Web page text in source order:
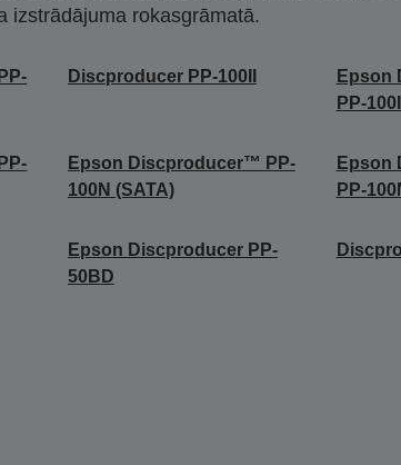
izstrādājuma rokasgrāmatā.
Discproducer PP-100II
Epson
PP-
Epson Discproducer™ PP-
100N (SATA)
Epson
PP-
Epson Discproducer PP-
50BD